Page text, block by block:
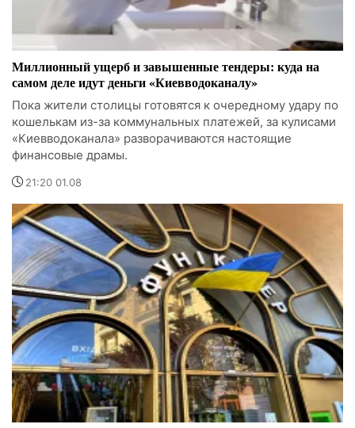
Миллионный ущерб и завышенные тендеры: куда на
самом деле идут деньги «Киевводоканалу»
Пока жители столицы готовятся к очередному удару по
кошелькам из-за коммунальных платежей, за кулисами
«Киевводоканала» разворачиваются настоящие
финансовые драмы.
21:20 01.08